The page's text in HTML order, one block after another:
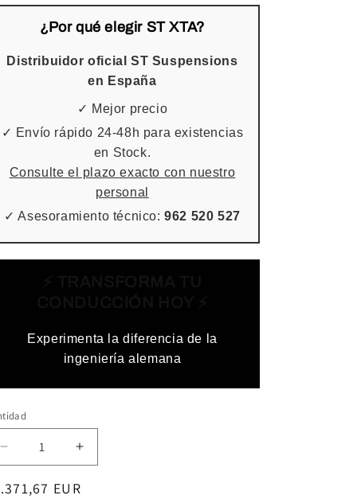
¿Por qué elegir ST XTA?
Distribuidor oficial ST Suspensions
en España
✓ Mejor precio
✓ Envío rápido 24-48h para existencias
en Stock.
Consulte el plazo exacto con nuestro
personal
✓ Asesoramiento técnico:962 520 527
Experimenta la diferencia de la
ingeniería alemana
Reducir
cantidad
para
Aumentar
cantidad
para
EUR